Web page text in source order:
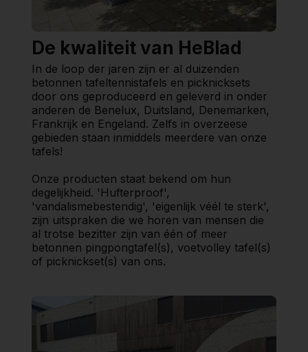
De kwaliteit van HeBlad
In de loop der jaren zijn er al duizenden
betonnen tafeltennistafels en picknicksets
door ons geproduceerd en geleverd in onder
anderen de Benelux, Duitsland, Denemarken,
Frankrijk en Engeland. Zelfs in overzeese
gebieden staan inmiddels meerdere van onze
tafels!
Onze producten staat bekend om hun
degelijkheid. 'Hufterproof',
'vandalismebestendig', 'eigenlijk véél te sterk',
zijn uitspraken die we horen van mensen die
al trotse bezitter zijn van één of meer
betonnen pingpongtafel(s), voetvolley tafel(s)
of picknickset(s) van ons.